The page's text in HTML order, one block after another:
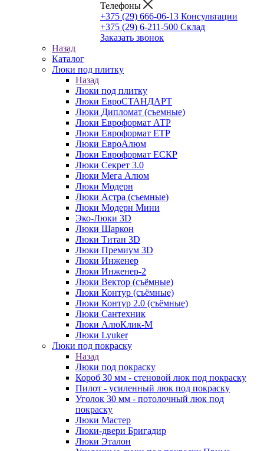
Телефоны
+375 (29) 666-06-13 Консультации
+375 (29) 6-211-500 Склад
Заказать звонок
Назад
Каталог
Люки под плитку
Назад
Люки под плитку
Люки ЕвроСТАНДАРТ
Люки Дипломат (съемные)
Люки Евроформат АТР
Люки Евроформат ЕТР
Люки ЕвроАлюм
Люки Евроформат ЕСКР
Люки Секрет 3.0
Люки Мега Алюм
Люки Модерн
Люки Астра (съемные)
Люки Модерн Мини
Эко-Люки 3D
Люки Шаркон
Люки Титан 3D
Люки Премиум 3D
Люки Инженер
Люки Инженер-2
Люки Вектор (съёмные)
Люки Контур (съёмные)
Люки Контур 2.0 (съёмные)
Люки Сантехник
Люки АлюКлик-М
Люки Lyuker
Люки под покраску
Назад
Люки под покраску
Короб 30 мм - стеновой люк под покраску
Пилот - усиленный люк под покраску
Уголок 30 мм - потолочный люк под
покраску
Люки Мастер
Люки-двери Бригадир
Люки Эталон